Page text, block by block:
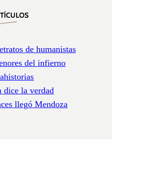
de humanistas
del infierno
dice la verdad
llegó Mendoza